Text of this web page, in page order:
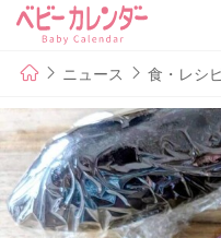
ニュース 食・レシ